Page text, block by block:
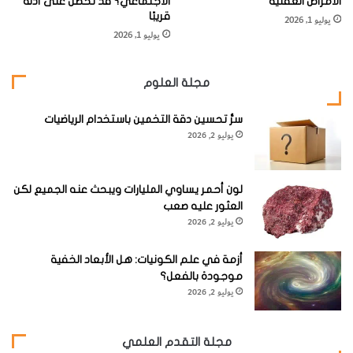
الشركة
(9 تجارب)
(INCB24360)
والرأس، والعنق،
والكلى.
بريستول – مايرز
سكويب Bristol-
Myers
بي أم أس
يوليو 1, 2026
قريبًا
يوليو 1, 2026
مجلة العلوم
سرُّ تحسين دقة التخمين باستخدام الرياضيات
يوليو 2, 2026
لون أحمر يساوي المليارات ويبحث عنه الجميع لكن
العثور عليه صعب
يوليو 2, 2026
أزمة في علم الكونيات: هل الأبعاد الخفية
موجودة بالفعل؟
يوليو 2, 2026
مجلة التقدم العلمي